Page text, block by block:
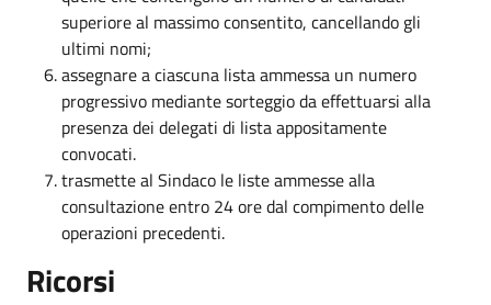
superiore al massimo consentito, cancellando gli
ultimi nomi;
assegnare a ciascuna lista ammessa un numero
progressivo mediante sorteggio da effettuarsi alla
presenza dei delegati di lista appositamente
convocati.
trasmette al Sindaco le liste ammesse alla
consultazione entro 24 ore dal compimento delle
operazioni precedenti.
Ricorsi